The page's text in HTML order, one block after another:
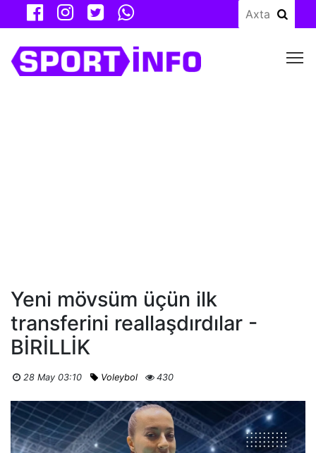
Yeni mövsüm üçün ilk
transferini reallaşdırdılar -
BİRİLLİK
28 May 03:10 Voleybol 430